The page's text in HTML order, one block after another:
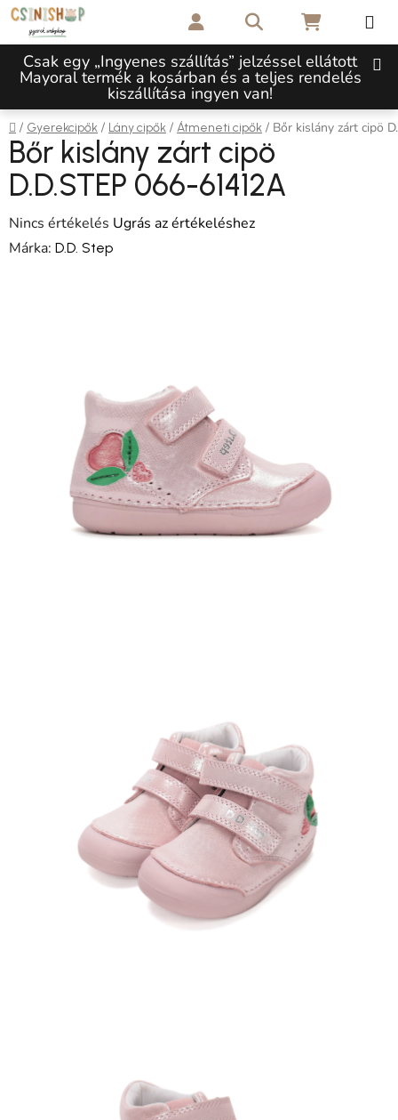
Ugrás a fő tartalomhoz
Csak egy „Ingyenes szállítás” jelzéssel ellátott
Mayoral termék a kosárban és a teljes rendelés
kiszállítása ingyen van!
KeresésKOSÁR
Kezdőlap
/ Gyerekcipők / Lány cipők / Átmeneti cipők / Bőr kislány zárt cipö
Bőr kislány zárt cipö
D.D.STEP 066-61412A
A termék átlagos értékelése 5-ből 0,0 csillag.
Nincs értékelés Ugrás az értékeléshez
Márka: D.D. Step